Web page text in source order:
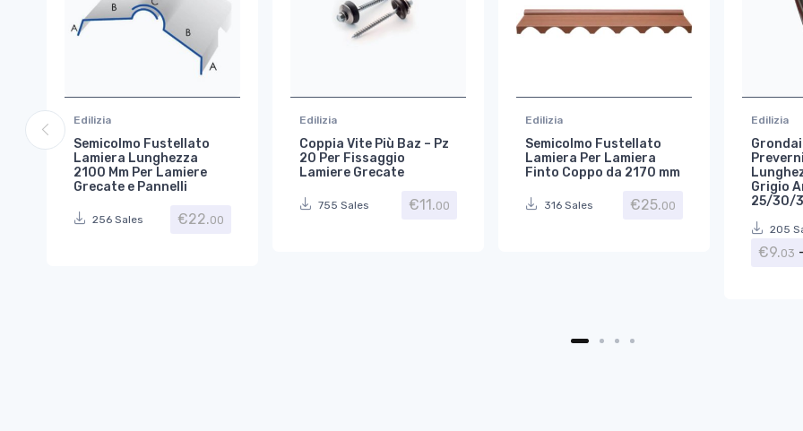
Edilizia
Semicolmo Fustellato
Lamiera Lunghezza
2100 Mm Per Lamiere
Grecate e Pannelli
256 Sales €22.00
Edilizia
Coppia Vite Più Baz – Pz
20 Per Fissaggio
Lamiere Grecate
755 Sales €11.00
Edilizia
Semicolmo Fustellato
Lamiera Per Lamiera
Finto Coppo da 2170 mm
316 Sales €25.00
Edilizia
Grigio
25/30/
205
€9.03